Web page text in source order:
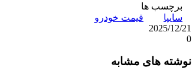
برچسب ها
سایپا
قیمت خودرو
2025/12/21
0
آپ
گذاری
نوشته های مشابه